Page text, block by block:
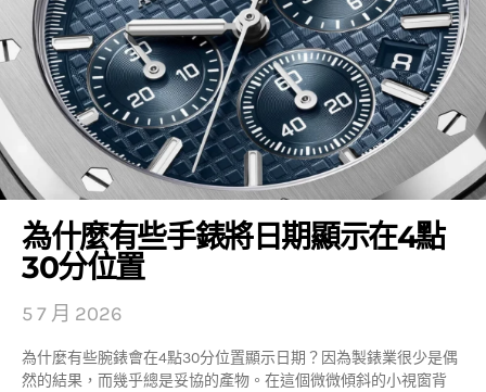
為什麼有些手錶將日期顯示在4點
30分位置
5 7 月 2026
為什麼有些腕錶會在4點30分位置顯示日期？因為製錶業很少是偶
然的結果，而幾乎總是妥協的產物。在這個微微傾斜的小視窗背